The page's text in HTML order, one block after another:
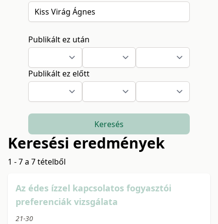
Publikált ez után
Publikált ez előtt
Keresés
Keresési eredmények
1 - 7 a 7 tételből
Az édes ízzel kapcsolatos fogyasztói
preferenciák vizsgálata
21-30